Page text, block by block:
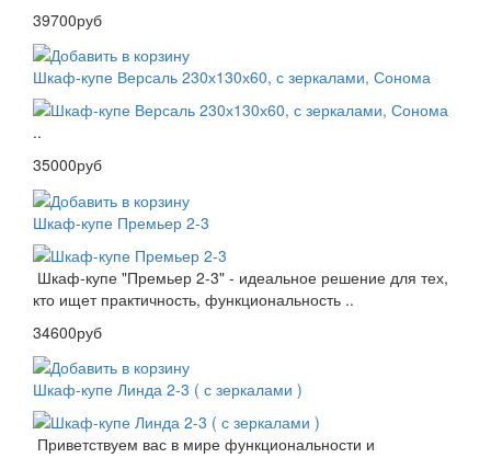
39700руб
Шкаф-купе Версаль 230х130х60, с зеркалами, Сонома
..
35000руб
Шкаф-купе Премьер 2-3
Шкаф-купе "Премьер 2-3" - идеальное решение для тех,
кто ищет практичность, функциональность ..
34600руб
Шкаф-купе Линда 2-3 ( с зеркалами )
Приветствуем вас в мире функциональности и